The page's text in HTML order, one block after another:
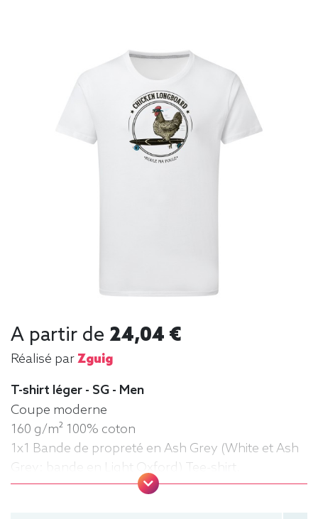
A partir de 24,04 €
Réalisé parZguig
T-shirt léger - SG - Men
Coupe moderne
160 g/m² 100% coton
1x1 Bande de propreté en Ash Grey (White et Ash
Grey: bande en Light Oxford) Tee-shirt,
manche courte, Léger, Homme, Col rond